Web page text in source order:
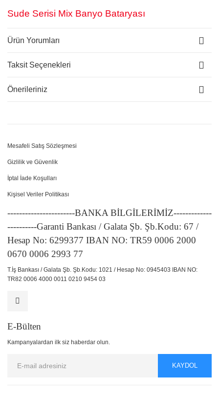
Sude Serisi Mix Banyo Bataryası
Ürün Yorumları
Taksit Seçenekleri
Önerileriniz
Mesafeli Satış Sözleşmesi
Gizlilik ve Güvenlik
İptal İade Koşulları
Kişisel Veriler Politikası
-----------------------BANKA BİLGİLERİMİZ-------------
----------Garanti Bankası / Galata Şb. Şb.Kodu: 67 /
Hesap No: 6299377 IBAN NO: TR59 0006 2000
0670 0006 2993 77
T.İş Bankası / Galata Şb. Şb.Kodu: 1021 / Hesap No: 0945403 IBAN NO:
TR82 0006 4000 0011 0210 9454 03
E-Bülten
Kampanyalardan ilk siz haberdar olun.
KAYDOL